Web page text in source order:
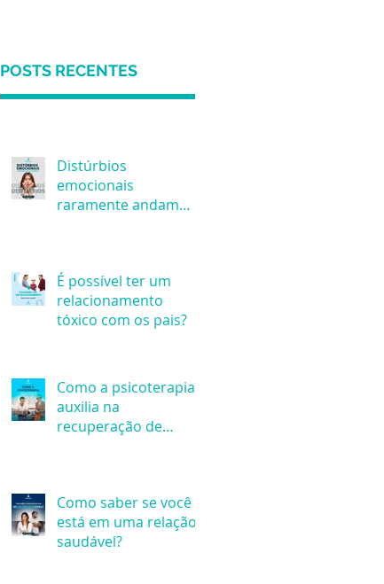
POSTS RECENTES
Distúrbios
emocionais
raramente andam
É possível ter um
relacionamento
tóxico com os pais?
Como a psicoterapia
auxilia na
recuperação de
Como saber se você
está em uma relação
saudável?